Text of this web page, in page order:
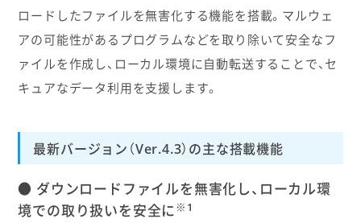
ロードしたファイルを無害化する機能を搭載。マルウェ
アの可能性があるプログラムなどを取り除いて安全なフ
ァイルを作成し、ローカル環境に自動転送することで、セ
キュアなデータ利用を支援します。
最新バージョン（Ver.4.3）の主な搭載機能
● ダウンロードファイルを無害化し、ローカル環
境での取り扱いを安全に※1